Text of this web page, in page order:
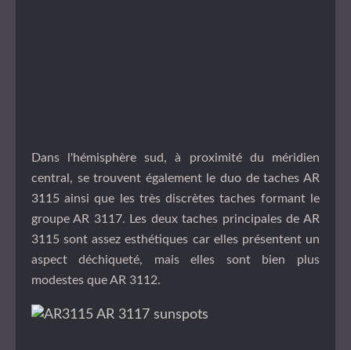
Dans l'hémisphère sud, à proximité du méridien
central, se trouvent également le duo de taches AR
3115 ainsi que les très discrètes taches formant le
groupe AR 3117. Les deux taches principales de AR
3115 sont assez esthétiques car elles présentent un
aspect déchiqueté, mais elles sont bien plus
modestes que AR 3112.